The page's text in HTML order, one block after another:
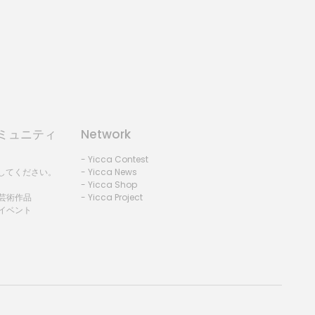
ュニティ
ください。
術作品
ベント
Network
- Yicca Contest
- Yicca News
- Yicca Shop
- Yicca Project